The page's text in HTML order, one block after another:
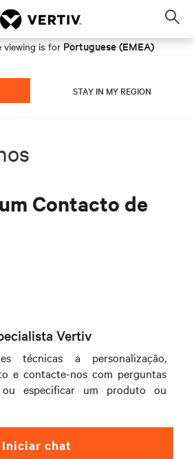
viewing is for Portuguese (EMEA)
STAY IN MY REGION
Contacto de
Vertiv
técnicas a personalização,
e contacte-nos com perguntas
especificar um produto ou
Iniciar chat